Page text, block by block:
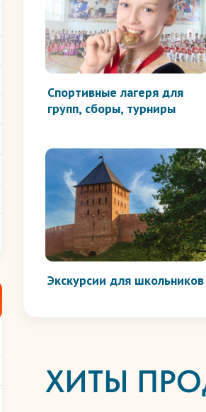
Спортивные лагеря для
групп, сборы, турниры
Экскурсии для школьников
ХИТЫ